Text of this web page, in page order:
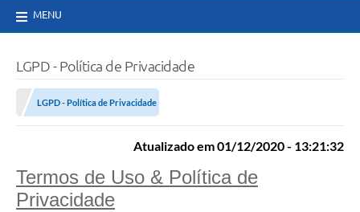
MENU
LGPD - Política de Privacidade
LGPD - Política de Privacidade
Atualizado em 01/12/2020 - 13:21:32
Termos de Uso & Política de
Privacidade